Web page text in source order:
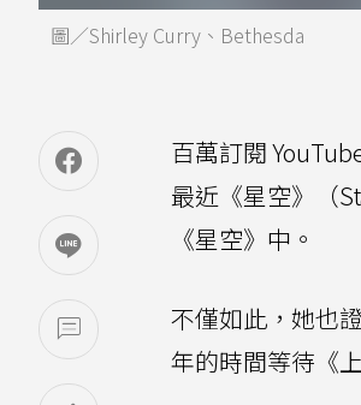
圖／Shirley Curry、Bethesda
百萬訂閱
最近《星空》（
《星空》中。
不僅如此，她也
年的時間等待《